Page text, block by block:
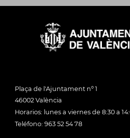
Plaça de l'Ajuntament nº 1
46002 València
Horarios: lunes a viernes de 8:30 a
Teléfono: 963 52 54 78